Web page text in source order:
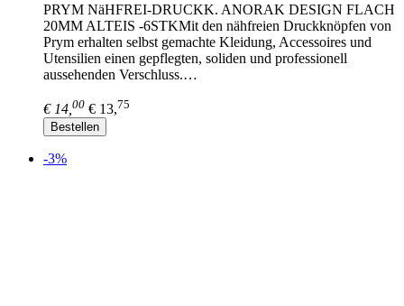
PRYM NäHFREI-DRUCKK. ANORAK DESIGN FLACH
20MM ALTEIS -6STKMit den nähfreien Druckknöpfen von
Prym erhalten selbst gemachte Kleidung, Accessoires und
Utensilien einen gepflegten, soliden und professionell
aussehenden Verschluss.…
€ 14, 00 € 13,75
Bestellen
-3%